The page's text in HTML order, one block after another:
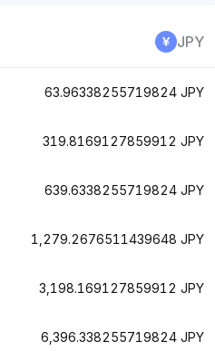
JPY
63.96338255719824 JPY
319.8169127859912 JPY
639.6338255719824 JPY
1,279.2676511439648 JPY
3,198.169127859912 JPY
6,396.338255719824 JPY